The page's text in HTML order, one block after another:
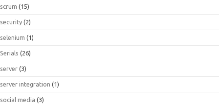
scrum (15)
security (2)
selenium (1)
Serials (26)
server (3)
server integration (1)
social media (3)